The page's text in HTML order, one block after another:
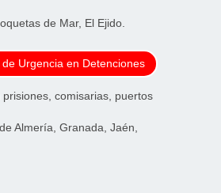
de Mar, El Ejido.
de Urgencia en Detenciones
prisiones, comisarias, puertos
Almería, Granada, Jaén,